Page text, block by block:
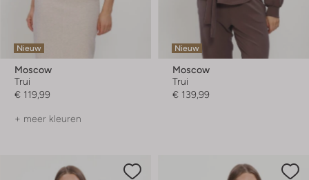
Nieuw
Moscow
Trui
€ 119,99
+ meer kleuren
Nieuw
Moscow
Trui
€ 139,99